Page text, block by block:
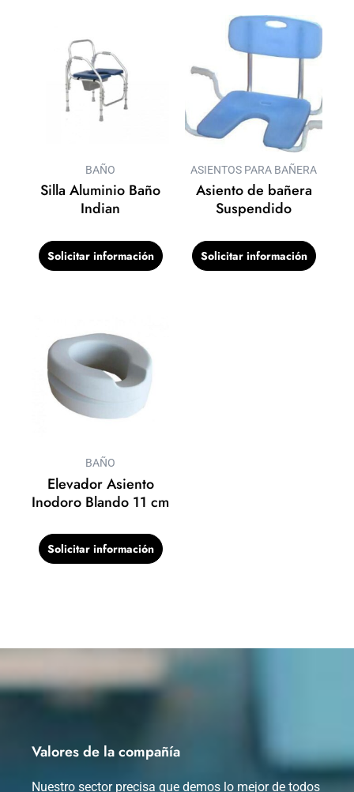
BAÑO
Silla Aluminio Baño
Indian
Solicitar información
ASIENTOS PARA BAÑERA
Asiento de bañera
Suspendido
Solicitar información
BAÑO
Elevador Asiento
Inodoro Blando 11 cm
Solicitar información
Valores de la compañía
Nuestro sector precisa que demos lo mejor de todos